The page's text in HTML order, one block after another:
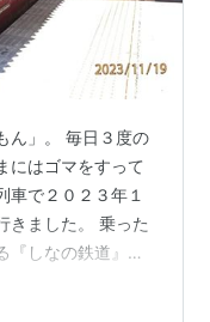
ん」。 毎日３度の
にはゴマをすって
車で２０２３年１
きました。 乗った
『しなの鉄道』の
躍りました。 も